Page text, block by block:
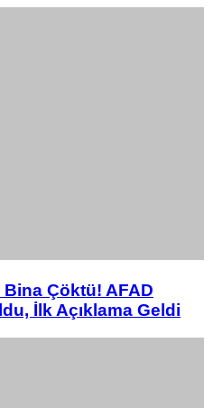
Bina Çöktü! AFAD
İlk Açıklama Geldi